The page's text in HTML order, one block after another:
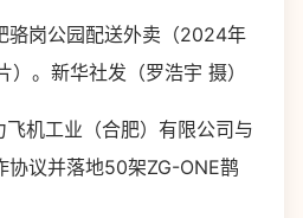
岗公园配送外卖（2024年
。新华社发（罗浩宇 摄）
机工业（合肥）有限公司与
协议并落地50架ZG-ONE鹊